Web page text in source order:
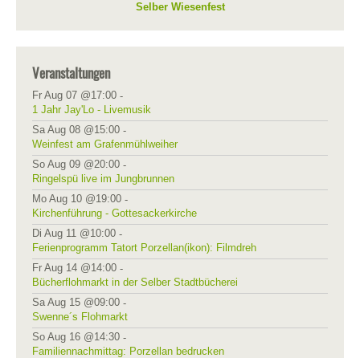
Selber Wiesenfest
Veranstaltungen
Fr Aug 07 @17:00 -
1 Jahr Jay'Lo - Livemusik
Sa Aug 08 @15:00 -
Weinfest am Grafenmühlweiher
So Aug 09 @20:00 -
Ringelspü live im Jungbrunnen
Mo Aug 10 @19:00 -
Kirchenführung - Gottesackerkirche
Di Aug 11 @10:00 -
Ferienprogramm Tatort Porzellan(ikon): Filmdreh
Fr Aug 14 @14:00 -
Bücherflohmarkt in der Selber Stadtbücherei
Sa Aug 15 @09:00 -
Swenne´s Flohmarkt
So Aug 16 @14:30 -
Familiennachmittag: Porzellan bedrucken